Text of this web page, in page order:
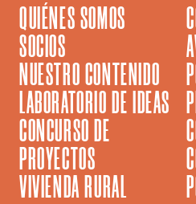
QUIÉNES SOMOS
SOCIOS
NUESTRO CONTENIDO
LABORATORIO DE IDEAS
CONCURSO DE
PROYECTOS
VIVIENDA RURAL